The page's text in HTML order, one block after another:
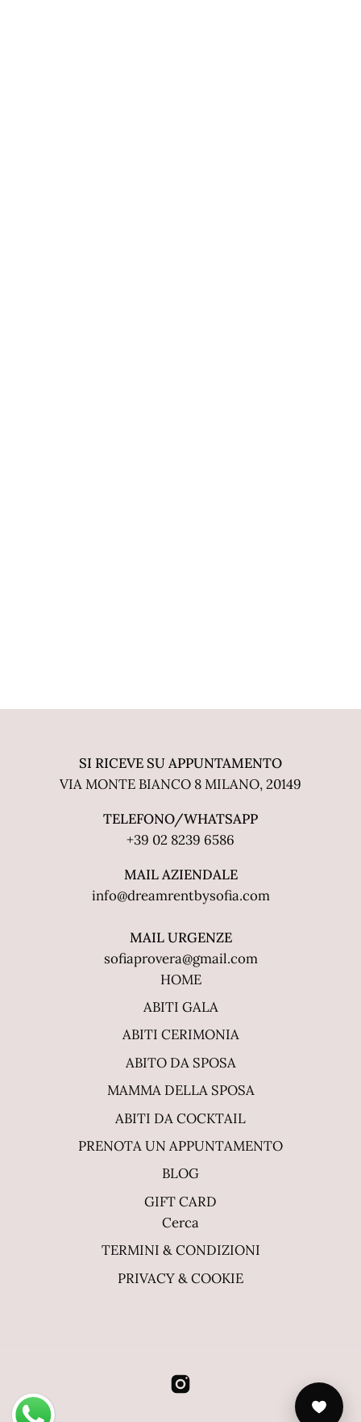
SI RICEVE SU APPUNTAMENTO
VIA MONTE BIANCO 8 MILANO, 20149
TELEFONO/WHATSAPP
+39 02 8239 6586
MAIL AZIENDALE
info@dreamrentbysofia.com
MAIL URGENZE
sofiaprovera@gmail.com
HOME
ABITI GALA
ABITI CERIMONIA
ABITO DA SPOSA
MAMMA DELLA SPOSA
ABITI DA COCKTAIL
PRENOTA UN APPUNTAMENTO
BLOG
GIFT CARD
Cerca
TERMINI & CONDIZIONI
PRIVACY & COOKIE